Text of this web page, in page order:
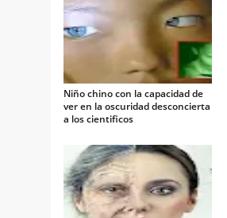
Niño chino con la capacidad de
ver en la oscuridad desconcierta
a los cientificos